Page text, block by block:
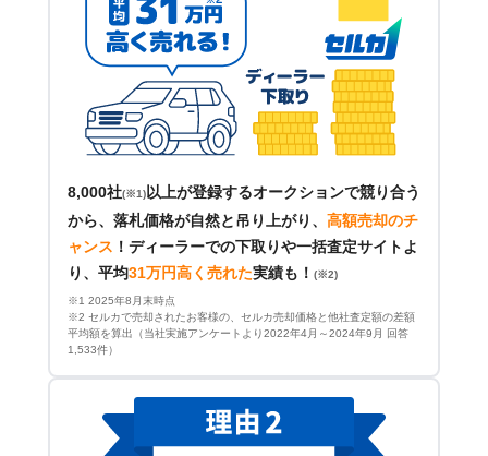
8,000社(※1) 以上が登録するオークションで競り合う
から、落札価格が自然と吊り上がり、 高額売却のチ
ャンス ！ ディーラーでの下取りや一括査定サイトよ
り、平均31万円高く売れた実績も！ (※2)
※1 2025年8月末時点
※2 セルカで売却されたお客様の、セルカ売却価格と他社査定額の差額
平均額を算出（当社実施アンケートより2022年4月～2024年9月 回答
1,533件）